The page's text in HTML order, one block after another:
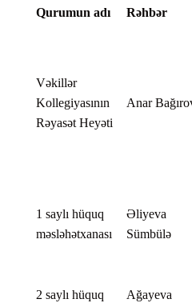
Qurumun adı Rəhbər
Vəkillər
Kollegiyasının
Rəyasət Heyəti
Anar
1 saylı hüquq
məsləhətxanası
Əliyeva
Sümbülə
2 saylı hüquq
Ağayeva